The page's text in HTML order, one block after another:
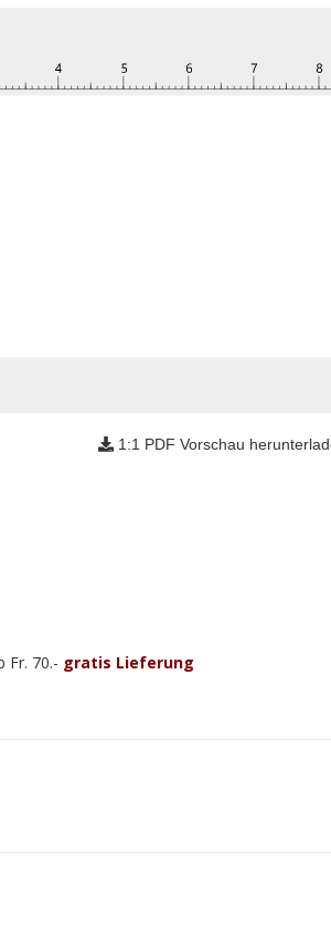
1:1 PDF Vorschau
Fr. 70.- gratis Lieferung